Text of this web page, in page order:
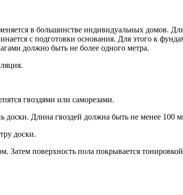
в большинстве индивидуальных домов.
с подготовки основания. Для этого к
должно быть не более одного метра.
гвоздями или саморезами.
доски. Длина гвоздей должна быть не менее 100
доски.
Затем поверхность пола покрывается